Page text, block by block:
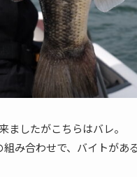
ましたがこちらはバレ。
み合わせで、バイトがあ